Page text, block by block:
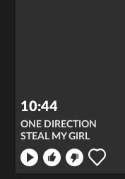
10:44
ONE DIRECTION
STEAL MY GIRL